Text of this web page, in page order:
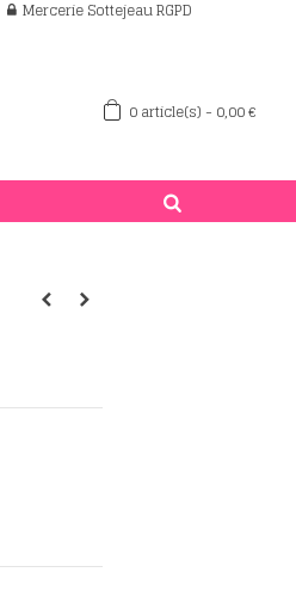
Mercerie Sottejeau RGPD
0article(s) - 0,00 €